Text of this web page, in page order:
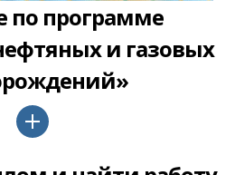
по программе
и газовых